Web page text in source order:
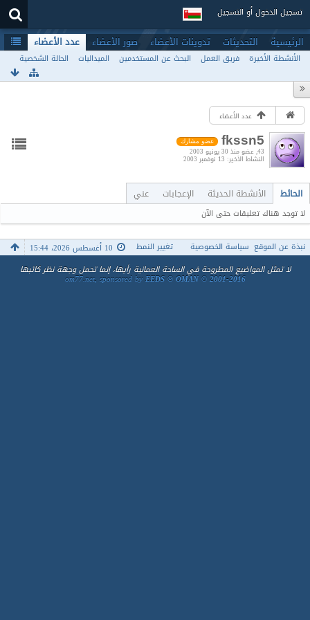
تسجيل الدخول أو التسجيل
الرئيسية التحديثات تدوينات الأعضاء صور الأعضاء عدد الأعضاء
الأنشطة الأخيرة فريق العمل البحث عن المستخدمين الميداليات الحالة الشخصية
عدد الأعضاء
fkssn5 عضو مشارك
43 عضو منذ 30 يونيو 2003
النشاط الأخير 13 نوفمبر 2003
الحائط الأنشطة الحديثة الإعجابات عني
لا توجد هناك تعليقات حتى الآن
نبذة عن الموقع سياسة الخصوصية 10 أغسطس 2026، 15:44
تغيير النمط
لا تمثل المواضيع المطروحة في الساحة العمانية رأيها، إنما تحمل وجهة نظر كاتبها
om77.net, sponsored byEEDS ® OMAN © 2001-2016